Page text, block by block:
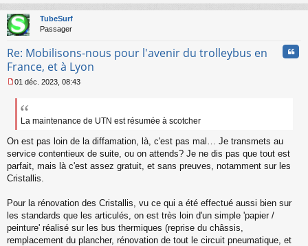
u
au
TubeSurf
Passager
Re: Mobilisons-nous pour l'avenir du trolleybus en
France, et à Lyon
e
a
g
e
o
n
u
01 déc. 2023, 08:43
La maintenance de UTN est résumée à scotcher
On est pas loin de la diffamation, là, c'est pas mal… Je transmets au
service contentieux de suite, ou on attends? Je ne dis pas que tout est
parfait, mais là c'est assez gratuit, et sans preuves, notamment sur les
Cristallis.
Pour la rénovation des Cristallis, vu ce qui a été effectué aussi bien sur
les standards que les articulés, on est très loin d'un simple 'papier /
peinture' réalisé sur les bus thermiques (reprise du châssis,
remplacement du plancher, rénovation de tout le circuit pneumatique, et